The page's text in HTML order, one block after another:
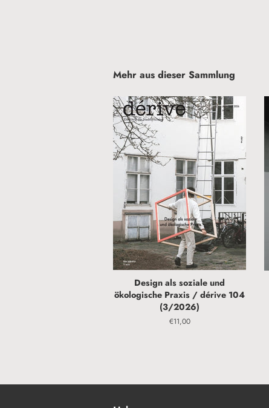
Mehr aus dieser Sammlung
Design als soziale und
ökologische Praxis / dérive 104
(3/2026)
Normaler
€11,00